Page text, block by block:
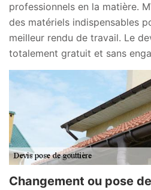
professionnels en la matière.
des matériels indispensables
meilleur rendu de travail. Le
totalement gratuit et sans
Changement ou pose